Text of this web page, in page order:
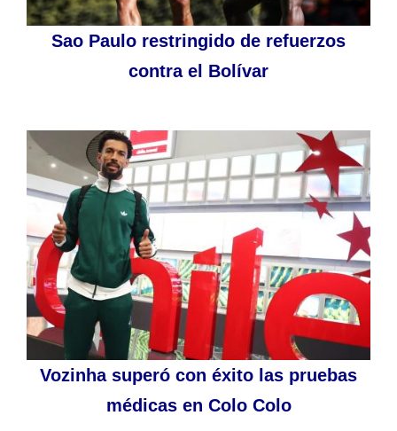
Sao Paulo restringido de refuerzos
contra el Bolívar
Vozinha superó con éxito las pruebas
médicas en Colo Colo